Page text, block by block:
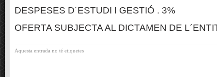
DESPESES D´ESTUDI I GESTIÓ . 3%
OFERTA SUBJECTA AL DICTAMEN DE
Aquesta entrada no té etiquetes